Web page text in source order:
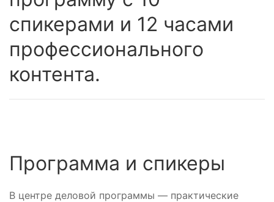
спикерами и 12 часами
профессионального
контента.
Программа и спикеры
В центре деловой программы — практические